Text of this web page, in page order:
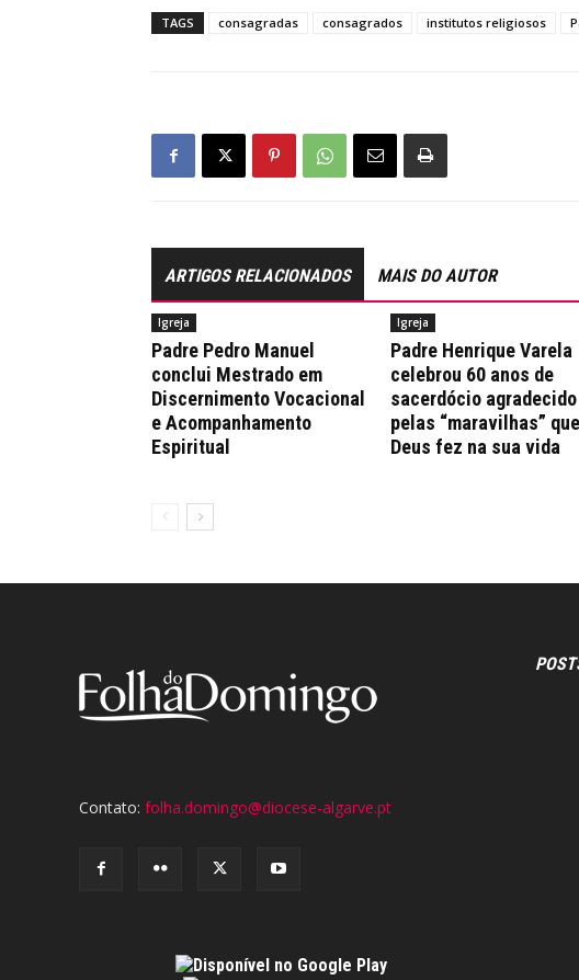
TAGS consagradas consagrados institutos religiosos
ARTIGOS RELACIONADOS MAIS DO AUTOR
Igreja
Padre Pedro Manuel
conclui Mestrado em
Discernimento Vocacional
e Acompanhamento
Espiritual
Igreja
Padre Henrique Varela
celebrou 60 anos de
sacerdócio agradecido
pelas “maravilhas” que
Deus fez na sua vida
Contato: folha.domingo@diocese-algarve.pt